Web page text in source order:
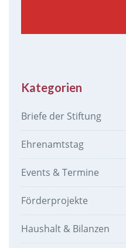
Kategorien
Briefe der Stiftung
Ehrenamtstag
Events & Termine
Förderprojekte
Haushalt & Bilanzen